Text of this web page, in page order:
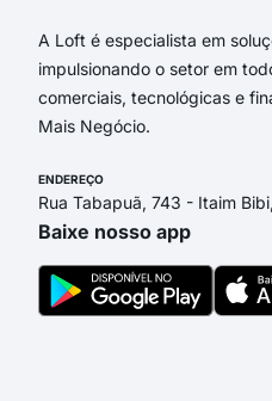
A Loft é especialista em
impulsionando o setor em
comerciais, tecnológicas e
Mais Negócio.
ENDEREÇO
Rua Tabapuã, 743 - Itaim
Baixe nosso app